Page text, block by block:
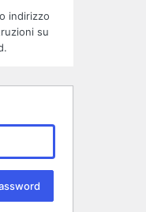
indirizzo
su